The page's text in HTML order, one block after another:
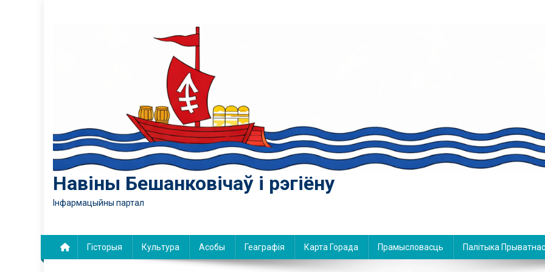
Навіны Бешанковічаў і рэгіёну
Інфармацыйны партал
Гісторыя Культура Асобы Геаграфія Карта Горада Прамысловасць Палітыка